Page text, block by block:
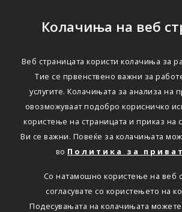
Колачиња на веб
Веб страницата користи колачиња за
Тие се првенствено важни за
услугите. Колачињата за анализа на
овозможуваат подобро корисничко
користење на страницата и приказ на
Ви се важни. Повеќе за колачињата
во Политика за
Со натамошно користење на веб
согласувате со користењето на
Подесувањата на колачињата